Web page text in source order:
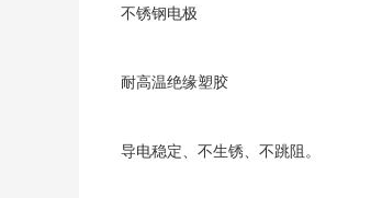
不锈钢电极
耐高温绝缘塑胶
导电稳定、不生锈、不跳阻。